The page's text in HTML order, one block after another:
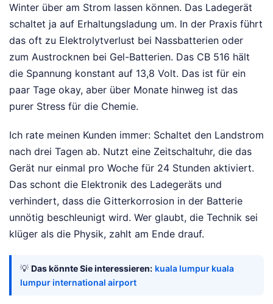
Winter über am Strom lassen können. Das Ladegerät
schaltet ja auf Erhaltungsladung um. In der Praxis führt
das oft zu Elektrolytverlust bei Nassbatterien oder
zum Austrocknen bei Gel-Batterien. Das CB 516 hält
die Spannung konstant auf 13,8 Volt. Das ist für ein
paar Tage okay, aber über Monate hinweg ist das
purer Stress für die Chemie.
Ich rate meinen Kunden immer: Schaltet den Landstrom
nach drei Tagen ab. Nutzt eine Zeitschaltuhr, die das
Gerät nur einmal pro Woche für 24 Stunden aktiviert.
Das schont die Elektronik des Ladegeräts und
verhindert, dass die Gitterkorrosion in der Batterie
unnötig beschleunigt wird. Wer glaubt, die Technik sei
klüger als die Physik, zahlt am Ende drauf.
💡 Das könnte Sie interessieren: kuala lumpur kuala
lumpur international airport